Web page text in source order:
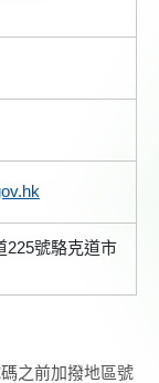
225號駱克道市
之前加撥地區號